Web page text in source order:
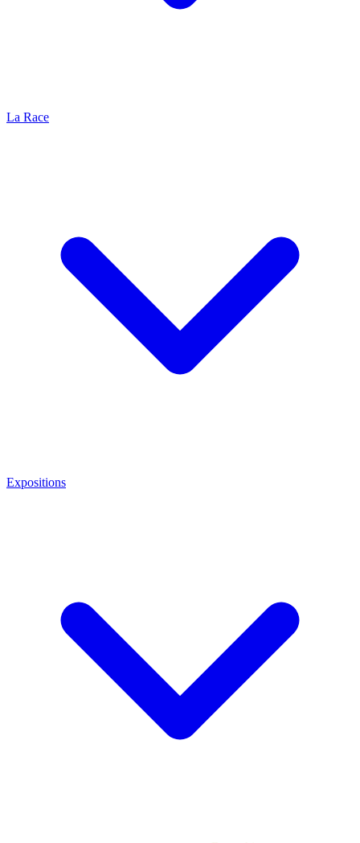
La Race
Expositions